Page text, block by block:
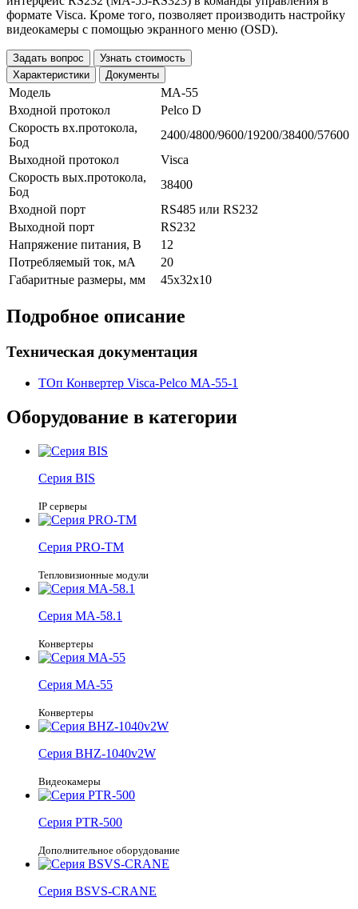
формате Visca. Кроме того, позволяет производить настройку
видеокамеры с помощью экранного меню (OSD).
Задать вопрос
Узнать стоимость
Характеристики
Документы
Модель
MA-55
Входной протокол
Pelco D
Скорость вх.протокола,
Бод
2400/4800/9600/19200/38400/57600
Выходной протокол
Visca
Скорость вых.протокола,
Бод
38400
Входной порт
RS485 или RS232
Выходной порт
RS232
Напряжение питания, В
12
Потребляемый ток, мА
20
Габаритные размеры, мм
45x32x10
Подробное описание
Техническая документация
ТОп Конвертер Visca-Pelco МА-55-1
Оборудование в категории
Серия BIS
IP серверы
Серия PRO-TM
Тепловизионные модули
Серия MA-58.1
Конвертеры
Серия MA-55
Конвертеры
Серия BHZ-1040v2W
Видеокамеры
Серия PTR-500
Дополнительное оборудование
Серия BSVS-CRANE